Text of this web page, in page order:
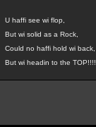
U haffi see wi flop,
But wi solid as a Rock,
Could no haffi hold wi back,
But wi headin to the TOP!!!!